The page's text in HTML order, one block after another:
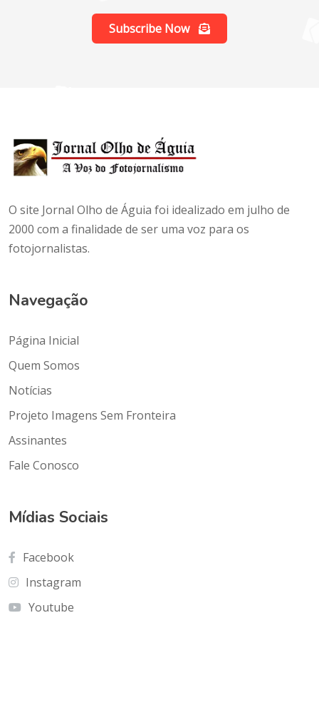
Subscribe Now
O site Jornal Olho de Águia foi idealizado em julho de
2000 com a finalidade de ser uma voz para os
fotojornalistas.
Navegação
Página Inicial
Quem Somos
Notícias
Projeto Imagens Sem Fronteira
Assinantes
Fale Conosco
Mídias Sociais
Facebook
Instagram
Youtube